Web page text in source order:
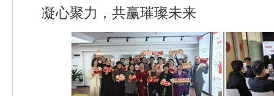
凝心聚力，共赢璀璨未来